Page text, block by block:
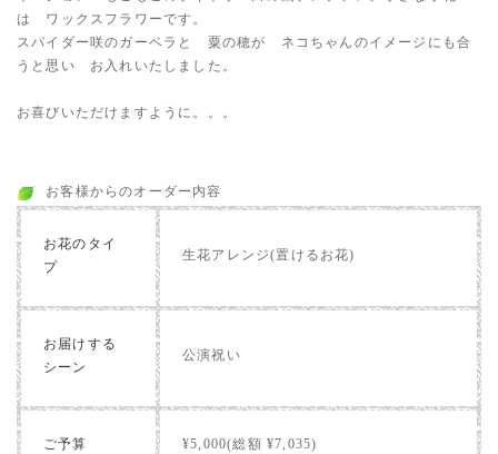
は ワックスフラワーです。
スパイダー咲のガーベラと 粟の穂が ネコちゃんのイメージにも合
うと思い お入れいたしました。
お喜びいただけますように。。。
お客様からのオーダー内容
お花のタイ
プ
生花アレンジ(置けるお花)
お届けする
シーン
公演祝い
ご予算 ¥5,000(総額 ¥7,035)